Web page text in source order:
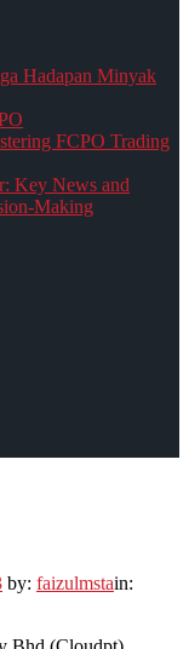
Hadapan Minyak
FCPO Trading
Key News and
Making
by: faizulmstain: